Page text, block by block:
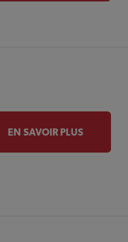
EN SAVOIR PLUS